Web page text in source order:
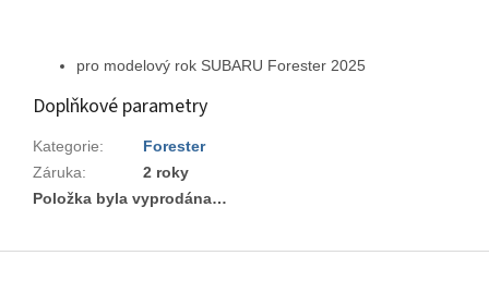
pro modelový rok SUBARU Forester 2025
Doplňkové parametry
Kategorie:
Forester
Záruka:
2 roky
Položka byla vyprodána…
Z